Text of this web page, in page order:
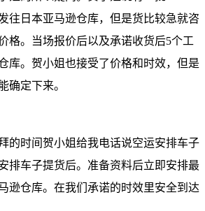
往日本亚马逊仓库，但是货比较急就咨
格。当场报价后以及承诺收货后5个工
库。贺小姐也接受了价格和时效，但是
确定下来。
的时间贺小姐给我电话说空运安排车子
排车子提货后。准备资料后立即安排最
逊仓库。在我们承诺的时效里安全到达